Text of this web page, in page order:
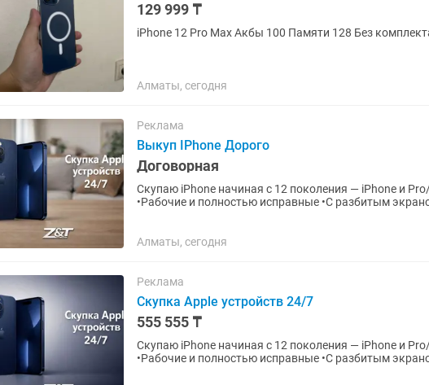
129 999 ₸
iPhone 12 Pro Max Акбы 100 Памяти 128 Без
Алматы, сегодня
Реклама
Выкуп IPhone Дорого
Договорная
Скупаю iPhone начиная с 12 поколения — iPhone и
•Рабочие и полностью исправные •С разбитым
Алматы, сегодня
Реклама
Скупка Apple устройств 24/7
555 555 ₸
Скупаю iPhone начиная с 12 поколения — iPhone и
•Рабочие и полностью исправные •С разбитым